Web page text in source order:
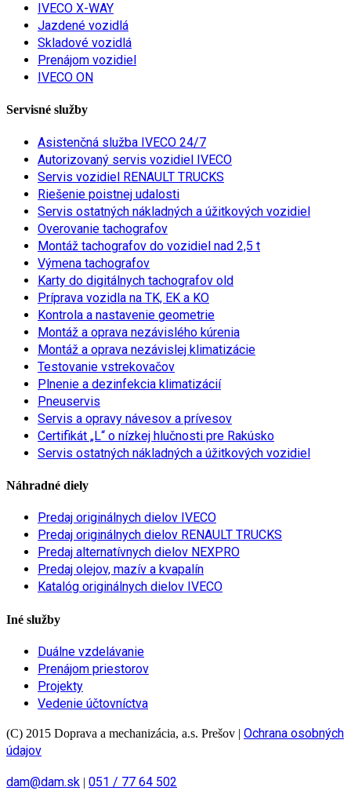
IVECO X-WAY
Jazdené vozidlá
Skladové vozidlá
Prenájom vozidiel
IVECO ON
Servisné služby
Asistenčná služba IVECO 24/7
Autorizovaný servis vozidiel IVECO
Servis vozidiel RENAULT TRUCKS
Riešenie poistnej udalosti
Servis ostatných nákladných a úžitkových vozidiel
Overovanie tachografov
Montáž tachografov do vozidiel nad 2,5 t
Výmena tachografov
Karty do digitálnych tachografov old
Príprava vozidla na TK, EK a KO
Kontrola a nastavenie geometrie
Montáž a oprava nezávislého kúrenia
Montáž a oprava nezávislej klimatizácie
Testovanie vstrekovačov
Plnenie a dezinfekcia klimatizácií
Pneuservis
Servis a opravy návesov a prívesov
Certifikát „L“ o nízkej hlučnosti pre Rakúsko
Servis ostatných nákladných a úžitkových vozidiel
Náhradné diely
Predaj originálnych dielov IVECO
Predaj originálnych dielov RENAULT TRUCKS
Predaj alternatívnych dielov NEXPRO
Predaj olejov, mazív a kvapalín
Katalóg originálnych dielov IVECO
Iné služby
Duálne vzdelávanie
Prenájom priestorov
Projekty
Vedenie účtovníctva
(C) 2015 Doprava a mechanizácia, a.s. Prešov | Ochrana osobných
údajov
dam@dam.sk | 051 / 77 64 502